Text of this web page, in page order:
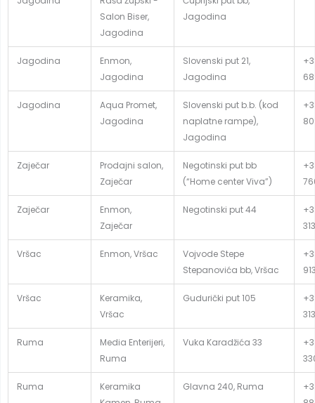
Salon Biser,
Jagodina
Jagodina
Jagodina
Enmon,
Jagodina
Slovenski put 21,
Jagodina
Jagodina
Aqua Promet,
Jagodina
Slovenski put b.b. (kod
naplatne rampe),
Jagodina
Zaječar
Prodajni salon,
Zaječar
Negotinski put bb
(“Home center Viva”)
Zaječar
Enmon,
Zaječar
Negotinski put 44
313
Vršac Enmon, Vršac
Vojvode Stepe
Stepanovića bb, Vršac
Vršac
Keramika,
Vršac
Gudurički put 105
313
Ruma
Media Enterijeri,
Ruma
Vuka Karadžića 33
Ruma
Keramika
Glavna 240, Ruma